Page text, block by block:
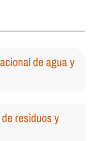
de agua y
residuos y